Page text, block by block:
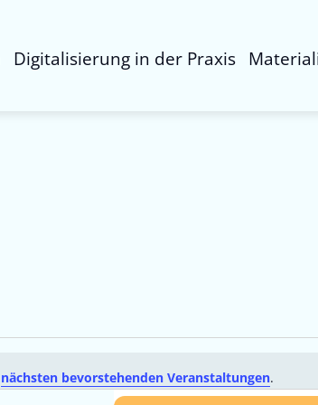
Digitalisierung in der Praxis
nächsten bevorstehenden Veranstaltungen.